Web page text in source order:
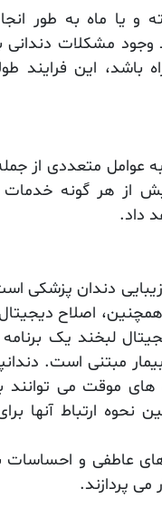
یا ماه به طور
وجود مشکلات
باشد، این فرایند
عوامل متعددی از
از هر گونه خدمات
داد.
زیبایی دندان پزشکی
اصلاح
لبخند یک برنامه
مبتنی است.
‌های موقت می توانند
ارتباط آنها
عاطفی و احساسات
پردازند.